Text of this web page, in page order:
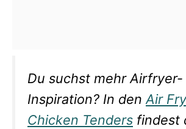
Du suchst mehr Airfryer-
Inspiration? In denAir
Chicken Tenders findest